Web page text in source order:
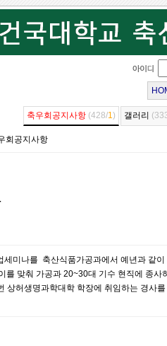
축우회공지사항 (428/1) 갤러리
회공지사항
세미나를 축산식품가공과에서 예년과 같
를 맞춰 가공과 20~30대 기수 현직에 종
상허생명과학대학 학장에 취임하는 경사